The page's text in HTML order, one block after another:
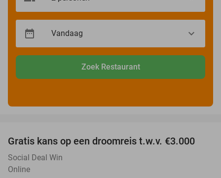
Zoek Restaurant
Gratis kans op een droomreis t.w.v. €3.000
Social Deal Win
Online